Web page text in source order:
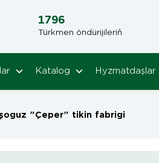
1796
Türkmen öndürijileriň
Katalog Hyzmatdaşlar
"Çeper" tikin fabrigi